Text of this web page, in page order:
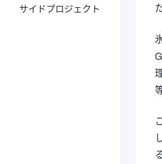
サイドプロジェクト